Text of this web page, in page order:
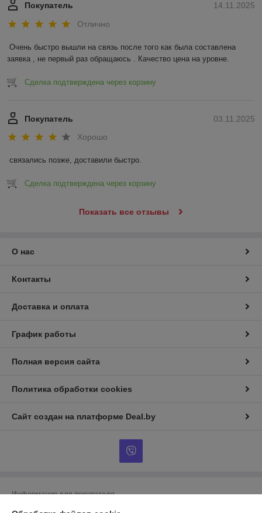
14.11.2025
Покупатель
Отлично
Очень быстро вышли на связь после того как была составлена
заявка , не первый раз обращаюсь . Качество цена на уровне.
Сделка подтверждена через корзину
03.11.2025
Покупатель
Хорошо
связались позже, доставили быстро.
Сделка подтверждена через корзину
Показать все отзывы
О нас
Контакты
Доставка и оплата
График работы
Полная версия сайта
Политика обработки cookies
Сайт создан на платформе Deal.by
Информация для покупателя